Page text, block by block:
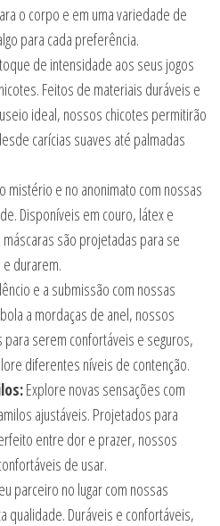
o corpo e em uma variedade de
para cada preferência.
de intensidade aos seus jogos
Feitos de materiais duráveis e
ideal, nossos chicotes permitirão
carícias suaves até palmadas
mistério e no anonimato com nossas
Disponíveis em couro, látex e
são projetadas para se
durarem.
e a submissão com nossas
a mordaças de anel, nossos
serem confortáveis e seguros,
diferentes níveis de contenção.
Explore novas sensações com
ajustáveis. Projetados para
entre dor e prazer, nossos
de usar.
parceiro no lugar com nossas
qualidade. Duráveis e confortáveis,